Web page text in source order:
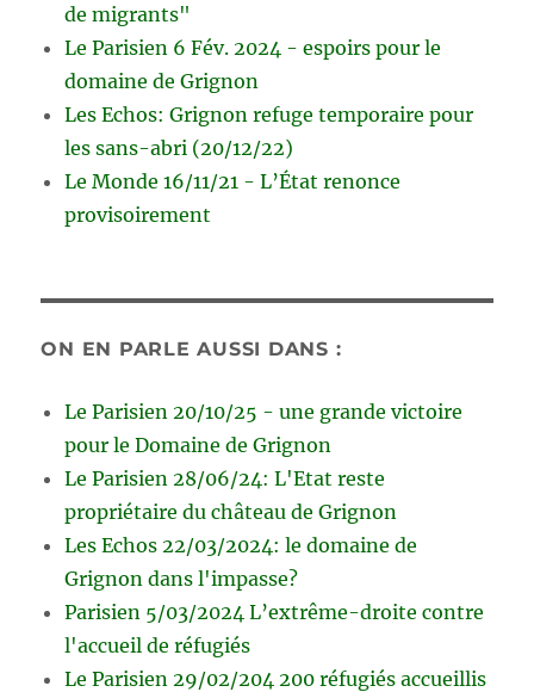
de migrants"
Le Parisien 6 Fév. 2024 - espoirs pour le
domaine de Grignon
Les Echos: Grignon refuge temporaire pour
les sans-abri (20/12/22)
Le Monde 16/11/21 - L’État renonce
provisoirement
ON EN PARLE AUSSI DANS :
Le Parisien 20/10/25 - une grande victoire
pour le Domaine de Grignon
Le Parisien 28/06/24: L'Etat reste
propriétaire du château de Grignon
Les Echos 22/03/2024: le domaine de
Grignon dans l'impasse?
Parisien 5/03/2024 L’extrême-droite contre
l'accueil de réfugiés
Le Parisien 29/02/204 200 réfugiés accueillis